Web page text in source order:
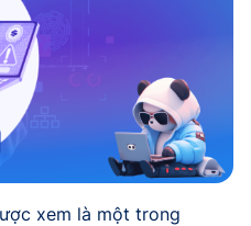
xem là một trong